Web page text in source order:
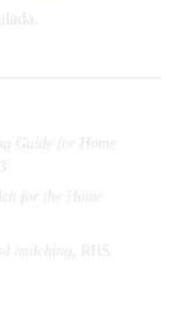
Guide for Home
for the Home
mulching , RHS